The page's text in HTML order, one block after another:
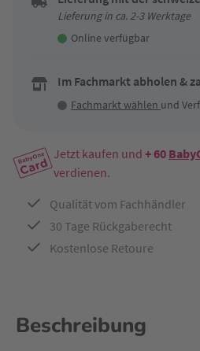
Lieferung in ca. 2-3 Werktage
Online verfügbar
Im Fachmarkt abholen &
Fachmarkt wählen und
Jetzt kaufen und + 60
verdienen.
Qualität vom Fachhändler
30 Tage Rückgaberecht
Kostenlose Retoure
Beschreibung